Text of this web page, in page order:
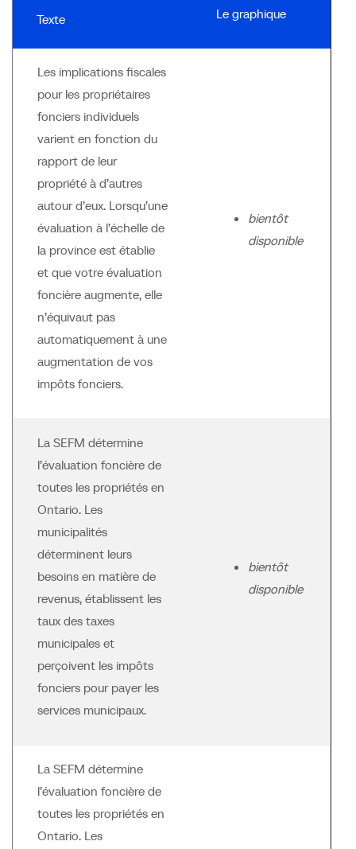
Texte Le graphique
Les implications fiscales
pour les propriétaires
fonciers individuels
varient en fonction du
rapport de leur
propriété à d’autres
autour d’eux. Lorsqu’une
évaluation à l’échelle de
la province est établie
et que votre évaluation
foncière augmente, elle
n’équivaut pas
automatiquement à une
augmentation de vos
impôts fonciers.
bientôt
disponible
La SEFM détermine
l’évaluation foncière de
toutes les propriétés en
Ontario. Les
municipalités
déterminent leurs
besoins en matière de
revenus, établissent les
taux des taxes
municipales et
perçoivent les impôts
fonciers pour payer les
services municipaux.
bientôt
disponible
La SEFM détermine
l’évaluation foncière de
toutes les propriétés en
Ontario. Les